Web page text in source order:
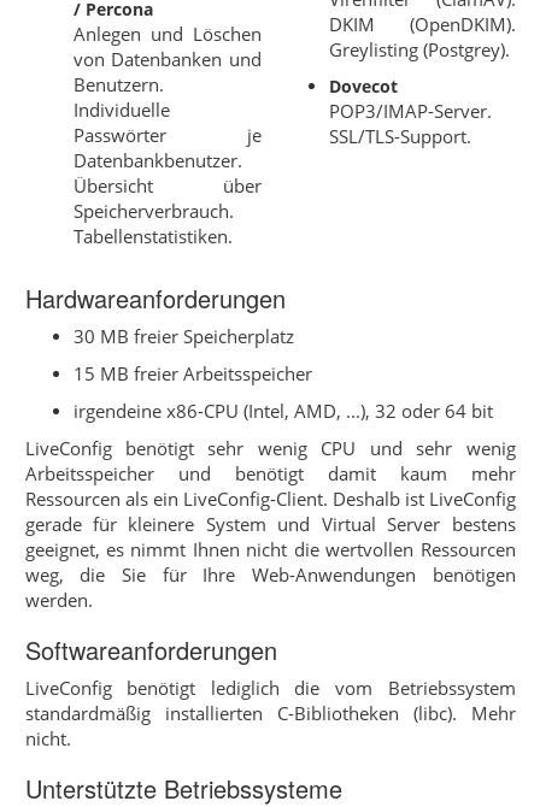
/ Percona
Anlegen und Löschen
von Datenbanken und
Benutzern.
Individuelle
Passwörter je
Datenbankbenutzer.
Übersicht über
Speicherverbrauch.
Tabellenstatistiken.
DKIM (OpenDKIM).
Greylisting (Postgrey).
Dovecot
POP3/IMAP-Server.
SSL/TLS-Support.
Hardwareanforderungen
30 MB freier Speicherplatz
15 MB freier Arbeitsspeicher
irgendeine x86-CPU (Intel, AMD, ...), 32 oder 64 bit
LiveConfig benötigt sehr wenig CPU und sehr wenig
Arbeitsspeicher und benötigt damit kaum mehr
Ressourcen als ein LiveConfig-Client. Deshalb ist LiveConfig
gerade für kleinere System und Virtual Server bestens
geeignet, es nimmt Ihnen nicht die wertvollen Ressourcen
weg, die Sie für Ihre Web-Anwendungen benötigen
werden.
Softwareanforderungen
LiveConfig benötigt lediglich die vom Betriebssystem
standardmäßig installierten C-Bibliotheken (libc). Mehr
nicht.
Unterstützte Betriebssysteme